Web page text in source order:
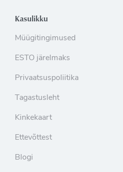
Kasulikku
Müügitingimused
ESTO järelmaks
Privaatsuspoliitika
Tagastusleht
Kinkekaart
Ettevõttest
Blogi